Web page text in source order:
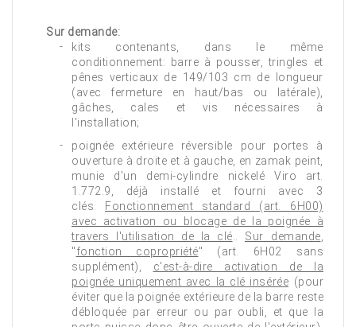
Sur demande:
kits contenants, dans le même
conditionnement: barre à pousser, tringles et
pênes verticaux de 149/103 cm de longueur
(avec fermeture en haut/bas ou latérale),
gâches, cales et vis nécessaires à
l'installation;
poignée extérieure réversible pour portes à
ouverture à droite et à gauche, en zamak peint,
munie d'un demi-cylindre nickelé Viro art.
1.772.9, déjà installé et fourni avec 3
clés.
Fonctionnement standard (art. 6H00)
avec activation ou blocage de la poignée à
travers l'utilisation de la clé
Sur demande
"fonction copropriété" (art. 6H02 sans
supplément), c'est-à-dire activation de la
poignée uniquement avec la clé insérée (pour
éviter que la poignée extérieure de la barre reste
débloquée par erreur ou par oubli, et que la